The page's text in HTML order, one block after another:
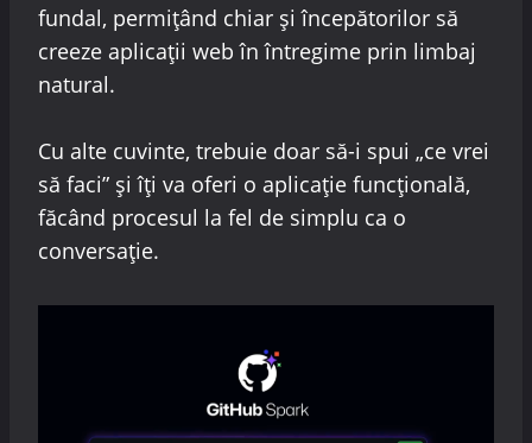
fundal, permițând chiar și începătorilor să
creeze aplicații web în întregime prin limbaj
natural.
Cu alte cuvinte, trebuie doar să-i spui „ce vrei
să faci” și îți va oferi o aplicație funcțională,
făcând procesul la fel de simplu ca o
conversație.